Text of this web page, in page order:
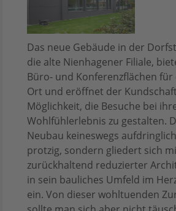
Das neue Gebäude in der
die alte Nienhagener Filiale,
Büro- und Konferenzflächen für
Ort und eröffnet der
Möglichkeit, die Besuche bei
Wohlfühlerlebnis zu gestalten.
Neubau keineswegs
protzig, sondern gliedert sich
zurückhaltend reduzierter
in sein bauliches Umfeld im
ein. Von dieser wohltuenden